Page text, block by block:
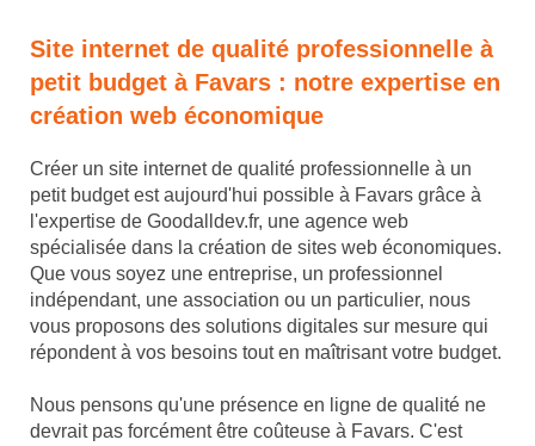
Site internet de qualité professionnelle à
petit budget à Favars : notre expertise en
création web économique
Créer un site internet de qualité professionnelle à un
petit budget est aujourd'hui possible à Favars grâce à
l'expertise de Goodalldev.fr, une agence web
spécialisée dans la création de sites web économiques.
Que vous soyez une entreprise, un professionnel
indépendant, une association ou un particulier, nous
vous proposons des solutions digitales sur mesure qui
répondent à vos besoins tout en maîtrisant votre budget.
Nous pensons qu'une présence en ligne de qualité ne
devrait pas forcément être coûteuse à Favars. C'est